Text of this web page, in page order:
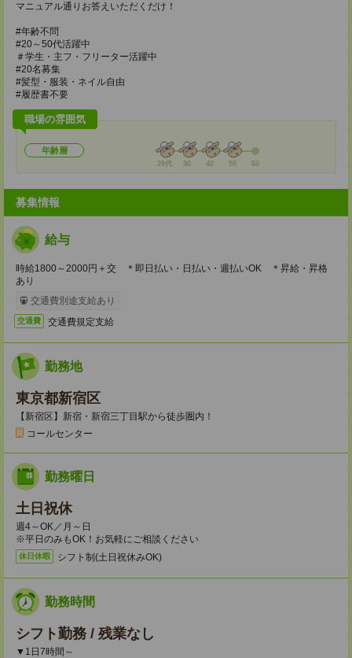
マニュアル通りお答えいただくだけ！
#年齢不問
#20～50代活躍中
＃学生・主フ・フリーター活躍中
#20名募集
#髪型・服装・ネイル自由
#履歴書不要
職場の雰囲気
年齢層
20代 30 40 50 60
募集情報
給与
時給1800～2000円＋交 ＊即日払い・日払い・週払いOK ＊昇給・昇格
あり
交通費別途支給あり
交通費 交通費規定支給
勤務地
東京都新宿区
【新宿区】新宿・新宿三丁目駅から徒歩圏内！
コールセンター
勤務曜日
土日祝休
週4～OK／月～日
※平日のみもOK！お気軽にご相談ください
休日休暇 シフト制(土日祝休みOK)
勤務時間
シフト勤務 / 残業なし
▼1日7時間～